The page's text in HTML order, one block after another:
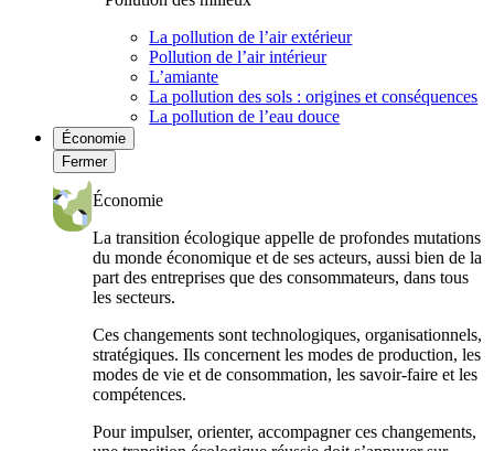
La pollution de l’air extérieur
Pollution de l’air intérieur
L’amiante
La pollution des sols : origines et conséquences
La pollution de l’eau douce
Économie
Fermer
Économie
La transition écologique appelle de profondes mutations
du monde économique et de ses acteurs, aussi bien de la
part des entreprises que des consommateurs, dans tous
les secteurs.
Ces changements sont technologiques, organisationnels,
stratégiques. Ils concernent les modes de production, les
modes de vie et de consommation, les savoir-faire et les
compétences.
Pour impulser, orienter, accompagner ces changements,